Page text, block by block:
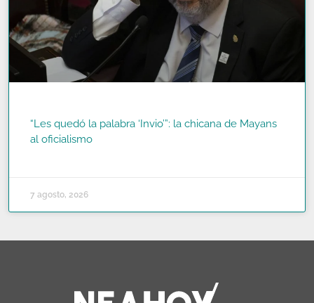
“Les quedó la palabra ‘Invio’”: la chicana de Mayans
al oficialismo
7 agosto, 2026